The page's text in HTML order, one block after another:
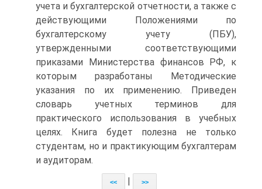
учета и бухгалтерской отчетности, а также с
действующими Положениями по
бухгалтерскому учету (ПБУ),
утвержденными соответствующими
приказами Министерства финансов РФ, к
которым разработаны Методические
указания по их применению. Приведен
словарь учетных терминов для
практического использования в учебных
целях. Книга будет полезна не только
студентам, но и практикующим бухгалтерам
и аудиторам.
<< >>